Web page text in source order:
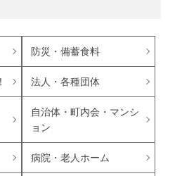
防災・備蓄食料
法人・各種団体
自治体・町内会・マンシ
ョン
病院・老人ホーム